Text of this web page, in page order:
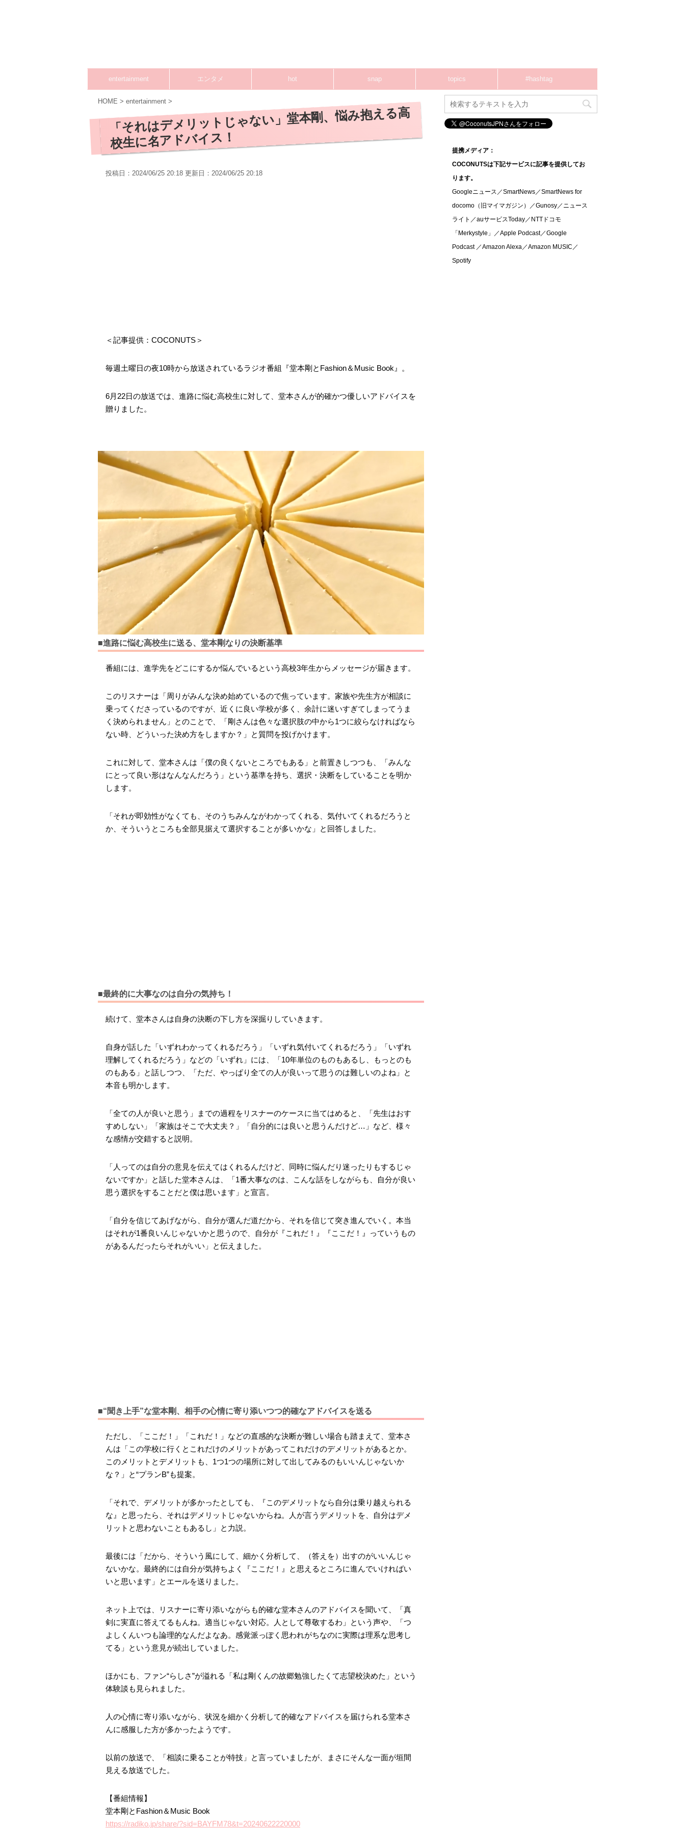
entertainment エンタメ hot snap topics #hashtag
HOME > entertainment >
「それはデメリットじゃない」堂本剛、悩み抱える高
校生に名アドバイス！
投稿日：2024/06/25 20:18 更新日： 2024/06/25 20:18
＜記事提供：COCONUTS＞
毎週土曜日の夜10時から放送されているラジオ番組『堂本剛とFashion＆Music Book』。
6月22日の放送では、進路に悩む高校生に対して、堂本さんが的確かつ優しいアドバイスを
贈りました。
■進路に悩む高校生に送る、堂本剛なりの決断基準
番組には、進学先をどこにするか悩んでいるという高校3年生からメッセージが届きます。
このリスナーは「周りがみんな決め始めているので焦っています。家族や先生方が相談に
乗ってくださっているのですが、近くに良い学校が多く、余計に迷いすぎてしまってうま
く決められません」とのことで、「剛さんは色々な選択肢の中から1つに絞らなければなら
ない時、どういった決め方をしますか？」と質問を投げかけます。
これに対して、堂本さんは「僕の良くないところでもある」と前置きしつつも、「みんな
にとって良い形はなんなんだろう」という基準を持ち、選択・決断をしていることを明か
します。
「それが即効性がなくても、そのうちみんながわかってくれる、気付いてくれるだろうと
か、そういうところも全部見据えて選択することが多いかな」と回答しました。
■最終的に大事なのは自分の気持ち！
続けて、堂本さんは自身の決断の下し方を深掘りしていきます。
自身が話した「いずれわかってくれるだろう」「いずれ気付いてくれるだろう」「いずれ
理解してくれるだろう」などの「いずれ」には、「10年単位のものもあるし、もっとのも
のもある」と話しつつ、「ただ、やっぱり全ての人が良いって思うのは難しいのよね」と
本音も明かします。
「全ての人が良いと思う」までの過程をリスナーのケースに当てはめると、「先生はおす
すめしない」「家族はそこで大丈夫？」「自分的には良いと思うんだけど…」など、様々
な感情が交錯すると説明。
「人ってのは自分の意見を伝えてはくれるんだけど、同時に悩んだり迷ったりもするじゃ
ないですか」と話した堂本さんは、「1番大事なのは、こんな話をしながらも、自分が良い
思う選択をすることだと僕は思います」と宣言。
「自分を信じてあげながら、自分が選んだ道だから、それを信じて突き進んでいく。本当
はそれが1番良いんじゃないかと思うので、自分が『これだ！』『ここだ！』っていうもの
があるんだったらそれがいい」と伝えました。
■“聞き上手”な堂本剛、相手の心情に寄り添いつつ的確なアドバイスを送る
ただし、「ここだ！」「これだ！」などの直感的な決断が難しい場合も踏まえて、堂本さ
んは「この学校に行くとこれだけのメリットがあってこれだけのデメリットがあるとか。
このメリットとデメリットも、1つ1つの場所に対して出してみるのもいいんじゃないか
な？」と“プランB”も提案。
「それで、デメリットが多かったとしても、『このデメリットなら自分は乗り越えられる
な』と思ったら、それはデメリットじゃないからね。人が言うデメリットを、自分はデメ
リットと思わないこともあるし」と力説。
最後には「だから、そういう風にして、細かく分析して、（答えを）出すのがいいんじゃ
ないかな。最終的には自分が気持ちよく『ここだ！』と思えるところに進んでいければい
いと思います」とエールを送りました。
ネット上では、リスナーに寄り添いながらも的確な堂本さんのアドバイスを聞いて、「真
剣に実直に答えてるもんね。適当じゃない対応。人として尊敬するわ」という声や、「つ
よしくんいつも論理的なんだよなあ。感覚派っぽく思われがちなのに実際は理系な思考し
てる」という意見が続出していました。
ほかにも、ファン“らしさ”が溢れる「私は剛くんの故郷勉強したくて志望校決めた」という
体験談も見られました。
人の心情に寄り添いながら、状況を細かく分析して的確なアドバイスを届けられる堂本さ
んに感服した方が多かったようです。
以前の放送で、「相談に乗ることが特技」と言っていましたが、まさにそんな一面が垣間
見える放送でした。
【番組情報】
堂本剛とFashion＆Music Book
https://radiko.jp/share/?sid=BAYFM78&t=20240622220000
提携メディア：
COCONUTSは下記サービスに記事を提供してお
ります。
Googleニュース／SmartNews／SmartNews for
docomo（旧マイマガジン）／Gunosy／ニュース
ライト／auサービスToday／NTTドコモ
「Merkystyle」／Apple Podcast／Google
Podcast ／Amazon Alexa／Amazon MUSIC／
Spotify